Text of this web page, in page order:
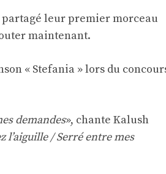
partagé leur premier morceau
maintenant.
« Stefania » lors du
demandes», chante Kalush
l’aiguille / Serré entre mes